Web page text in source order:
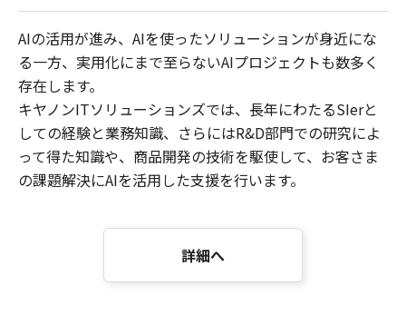
AIの活用が進み、AIを使ったソリューションが身近にな
る一方、実用化にまで至らないAIプロジェクトも数多く
存在します。
キヤノンITソリューションズでは、長年にわたるSIerと
しての経験と業務知識、さらにはR&D部門での研究によ
って得た知識や、商品開発の技術を駆使して、お客さま
の課題解決にAIを活用した支援を行います。
詳細へ